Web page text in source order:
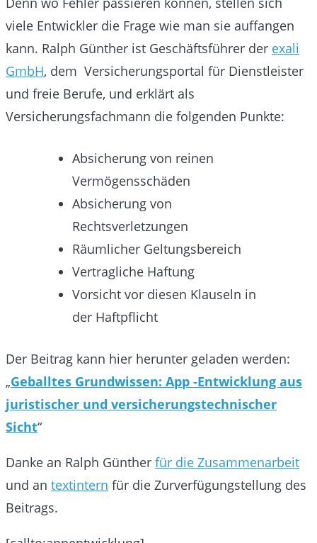
viele Entwickler die Frage wie man sie auffangen
kann. Ralph Günther ist Geschäftsführer der exali
GmbH, dem Versicherungsportal für Dienstleister
und freie Berufe, und erklärt als
Versicherungsfachmann die folgenden Punkte:
Absicherung von reinen
Vermögensschäden
Absicherung von
Rechtsverletzungen
Räumlicher Geltungsbereich
Vertragliche Haftung
Vorsicht vor diesen Klauseln in
der Haftpflicht
Der Beitrag kann hier herunter geladen werden:
„Geballtes Grundwissen: App -Entwicklung aus
juristischer und versicherungstechnischer
Sicht“
Danke an Ralph Günther für die Zusammenarbeit
und an textintern für die Zurverfügungstellung des
Beitrags.